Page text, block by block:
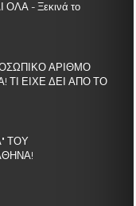
- Ξεκινά το
ΑΡΙΘΜΟ
ΤΙ ΕΙΧΕ ΔΕΙ ΑΠΟ ΤΟ
ΤΟΥ